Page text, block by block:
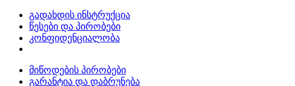
გადახდის ინსტრუქცია
წესები და პირობები
კონფიდენციალობა
მიწოდების პირობები
გარანტია და დაბრუნება